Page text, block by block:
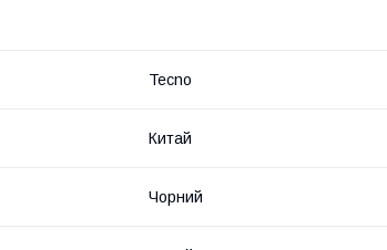
Tecno
Китай
Чорний